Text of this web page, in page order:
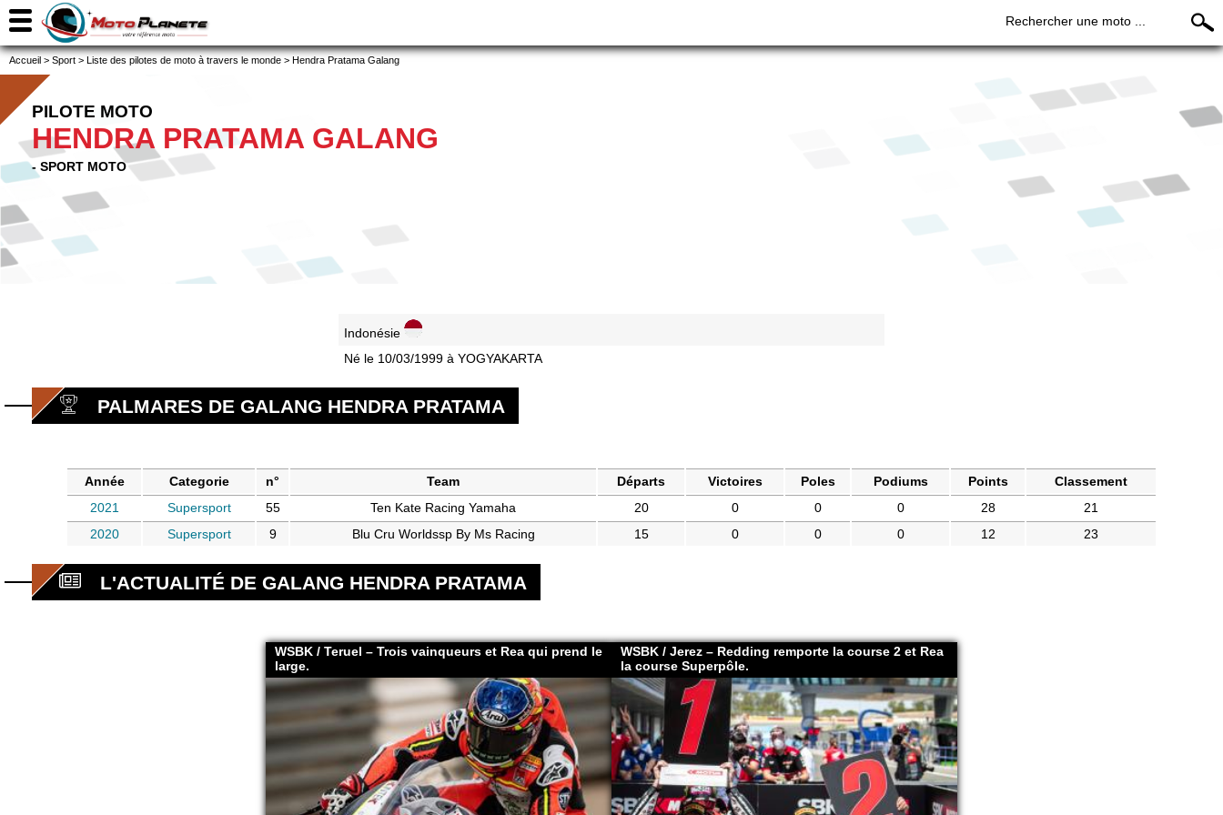
Rechercher une moto ...
Accueil > Sport > Liste des pilotes de moto à travers le monde > Hendra Pratama Galang
PILOTE MOTO
HENDRA PRATAMA GALANG
- SPORT MOTO
Indonésie
Né le 10/03/1999 à YOGYAKARTA
PALMARES DE GALANG HENDRA PRATAMA
Année Categorie n° Team Départs Victoires Poles Podiums Points
Classement
2021
Supersport 55 Ten Kate Racing Yamaha 20 0 0 0 28
21
2020
Supersport 9 Blu Cru Worldssp By Ms Racing 15 0 0 0 12 23
L'ACTUALITÉ DE GALANG HENDRA PRATAMA
WSBK / Teruel – Trois vainqueurs et Rea qui prend le
large.
WSBK / Jerez – Redding remporte la course 2 et Rea
la course Superpôle.